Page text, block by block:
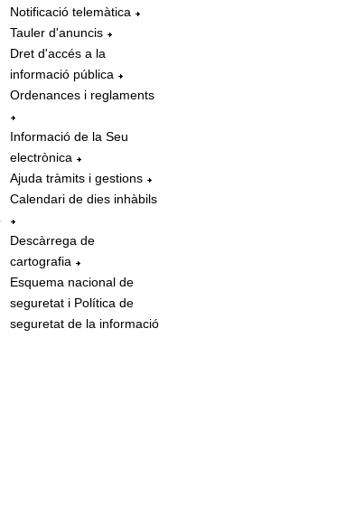
Notificació telemàtica
Tauler d'anuncis
Dret d'accés a la
informació pública
Ordenances i reglaments
Informació de la Seu
electrònica
Ajuda tràmits i gestions
Calendari de dies inhàbils
Descàrrega de
cartografia
Esquema nacional de
seguretat i Política de
seguretat de la informació